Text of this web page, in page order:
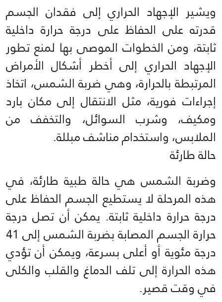
ويشير الإجهاد الحراري إلى فقدان الجسم
قدرته على الحفاظ على درجة حرارة داخلية
ثابتة، ومن الخطوات الموصى بها لمنع تطور
الإجهاد الحراري إلى أخطر أشكال الأمراض
المرتبطة بالحرارة، وهي ضربة الشمس، اتخاذ
إجراءات فورية، مثل الانتقال إلى مكان بارد
ومكيف، وشرب السوائل، والتخفف من
الملابس، واستخدام مناشف مبللة.
حالة طارئة
وضربة الشمس هي حالة طبية طارئة، في
هذه المرحلة لا يستطيع الجسم الحفاظ على
درجة حرارة داخلية ثابتة. يمكن أن تصل درجة
حرارة الجسم المصابة بضربة الشمس إلى 41
درجة مئوية أو أعلى بسرعة، ويمكن أن تؤدي
هذه الحرارة إلى تلف الدماغ والقلب والكلى
في وقت قصير.